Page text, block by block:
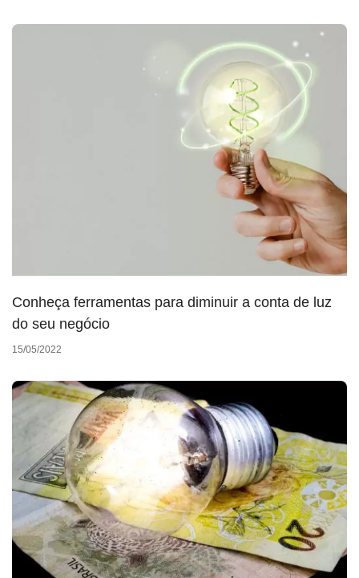
Conheça ferramentas para diminuir a conta de luz
do seu negócio
15/05/2022